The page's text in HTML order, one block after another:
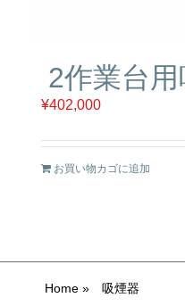
2作業台
¥402,000
お買い物カゴに追加
Home» 吸煙器